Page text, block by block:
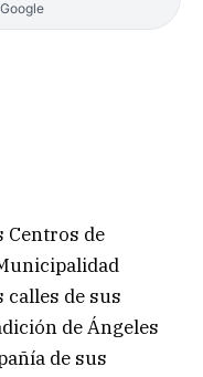
Centros de
de sus
de Ángeles
de sus